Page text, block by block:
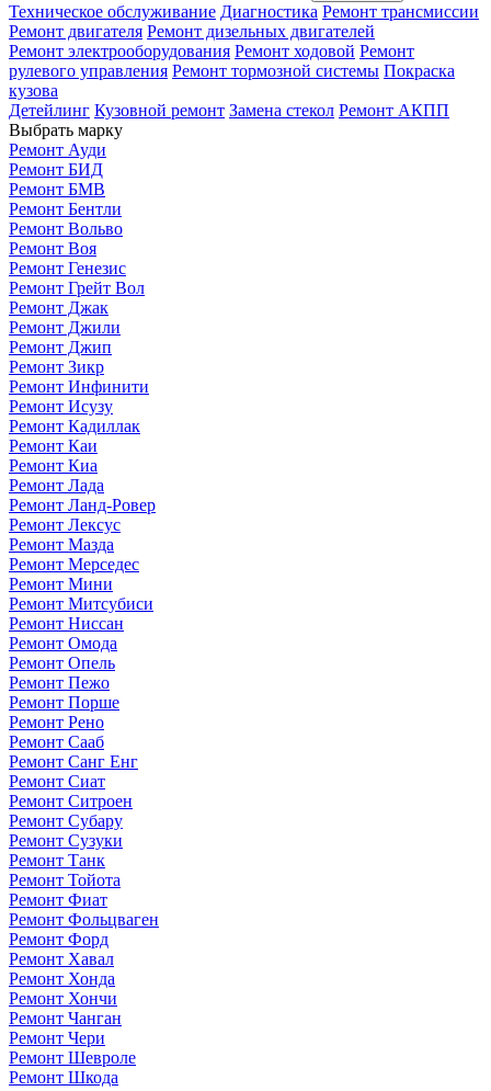
Техническое обслуживание Диагностика Ремонт трансмиссии
Ремонт двигателя Ремонт дизельных двигателей
Ремонт электрооборудования Ремонт ходовой Ремонт
рулевого управления Ремонт тормозной системы Покраска
кузова
Детейлинг Кузовной ремонт Замена стекол Ремонт АКПП
Выбрать марку
Ремонт Ауди
Ремонт БИД
Ремонт БМВ
Ремонт Бентли
Ремонт Вольво
Ремонт Воя
Ремонт Генезис
Ремонт Грейт Вол
Ремонт Джак
Ремонт Джили
Ремонт Джип
Ремонт Зикр
Ремонт Инфинити
Ремонт Исузу
Ремонт Кадиллак
Ремонт Каи
Ремонт Киа
Ремонт Лада
Ремонт Ланд-Ровер
Ремонт Лексус
Ремонт Мазда
Ремонт Мерседес
Ремонт Мини
Ремонт Митсубиси
Ремонт Ниссан
Ремонт Омода
Ремонт Опель
Ремонт Пежо
Ремонт Порше
Ремонт Рено
Ремонт Сааб
Ремонт Санг Енг
Ремонт Сиат
Ремонт Ситроен
Ремонт Субару
Ремонт Сузуки
Ремонт Танк
Ремонт Тойота
Ремонт Фиат
Ремонт Фольцваген
Ремонт Форд
Ремонт Хавал
Ремонт Хонда
Ремонт Хончи
Ремонт Чанган
Ремонт Чери
Ремонт Шевроле
Ремонт Шкода